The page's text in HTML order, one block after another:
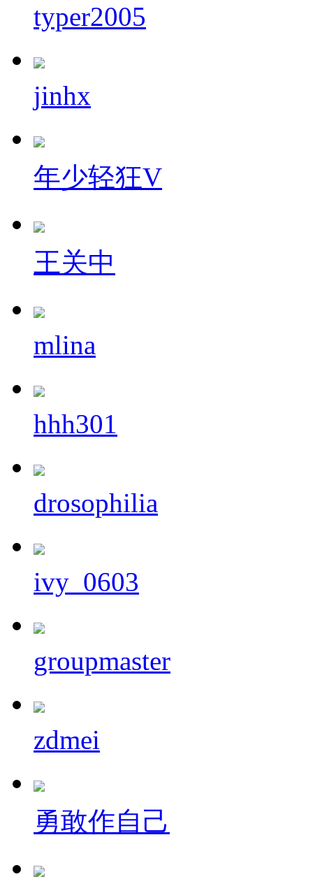
typer2005
jinhx
年少轻狂V
王关中
mlina
hhh301
drosophilia
ivy_0603
groupmaster
zdmei
勇敢作自己